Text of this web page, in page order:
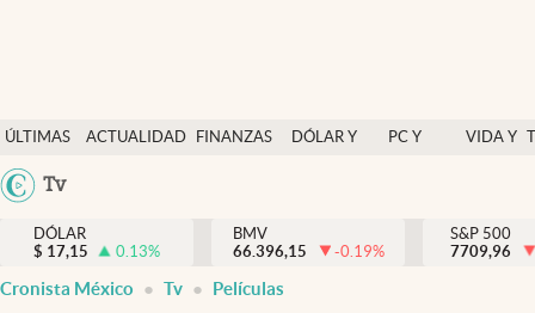
ÚLTIMAS
NOTICIAS
ACTUALIDAD
FINANZAS
DÓLAR Y
PC Y
VIDA Y
México
Tv
Actualidad
Finanzas y economía
Dólar y mercados
DÓLAR
$ 17,15 0.13%
BMV
66.396,15
-0.19%
S&P 500
7709,96
Cronista México Tv Películas